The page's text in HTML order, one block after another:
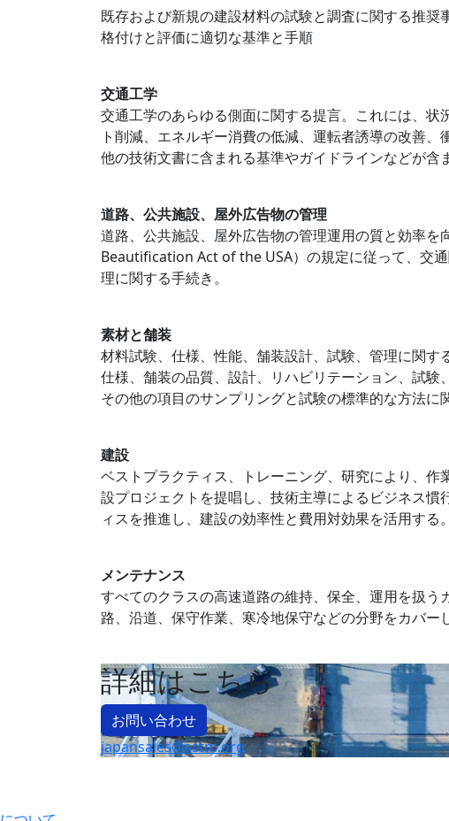
既存および新規の建設材料の試験と調査に関する推
格付けと評価に適切な基準と手順
交通工学
交通工学のあらゆる側面に関する提言。これには、
ト削減、エネルギー消費の低減、運転者誘導の改善
他の技術文書に含まれる基準やガイドラインなどが含
道路、公共施設、屋外広告物の管理
道路、公共施設、屋外広告物の管理運用の質と効率
Beautification Act of the USA）の規定に従って、交
理に関する手続き。
素材と舗装
材料試験、仕様、性能、舗装設計、試験、管理に関
仕様、舗装の品質、設計、リハビリテーション、試
その他の項目のサンプリングと試験の標準的な方法に
建設
ベストプラクティス、トレーニング、研究により、
設プロジェクトを提唱し、技術主導によるビジネス
ィスを推進し、建設の効率性と費用対効果を活用する。
メンテナンス
すべてのクラスの高速道路の維持、保全、運用を扱
路、沿道、保守作業、寒冷地保守などの分野をカバー
詳細はこちら
お問い合わせ
japansales@astm.org